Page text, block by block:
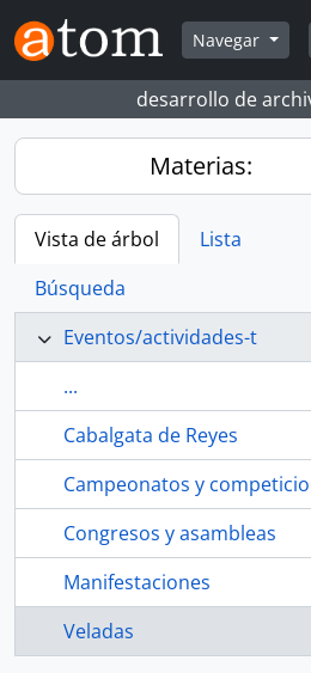
Skip to main content
Navegar
desarrollo de
Materias:
Vista de árbol
Lista
Búsqueda
Eventos/actividades-t
...
Cabalgata de Reyes
Campeonatos y
Congresos y asambleas
Manifestaciones
Veladas